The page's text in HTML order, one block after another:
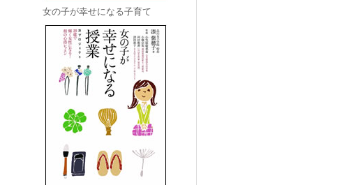
女の子が幸せになる子育て